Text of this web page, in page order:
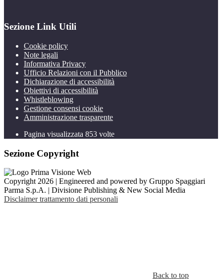
Sezione Link Utili
Cookie policy
Note legali
Informativa Privacy
Ufficio Relazioni con il Pubblico
Dichiarazione di accessibilità
Obiettivi di accessibilità
Whistleblowing
Gestione consensi cookie
Amministrazione trasparente
Pagina visualizzata 853 volte
Sezione Copyright
Copyright 2026 | Engineered and powered by Gruppo Spaggiari
Parma S.p.A. | Divisione Publishing & New Social Media
Disclaimer trattamento dati personali
Back to top